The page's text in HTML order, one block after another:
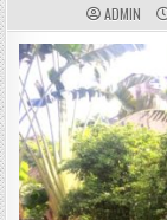
AUTHOR:
ADMIN